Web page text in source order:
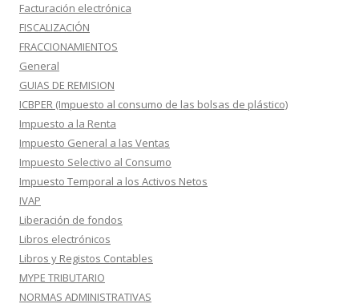
Facturación electrónica
FISCALIZACIÓN
FRACCIONAMIENTOS
General
GUIAS DE REMISION
ICBPER (Impuesto al consumo de las bolsas de plástico)
Impuesto a la Renta
Impuesto General a las Ventas
Impuesto Selectivo al Consumo
Impuesto Temporal a los Activos Netos
IVAP
Liberación de fondos
Libros electrónicos
Libros y Registos Contables
MYPE TRIBUTARIO
NORMAS ADMINISTRATIVAS